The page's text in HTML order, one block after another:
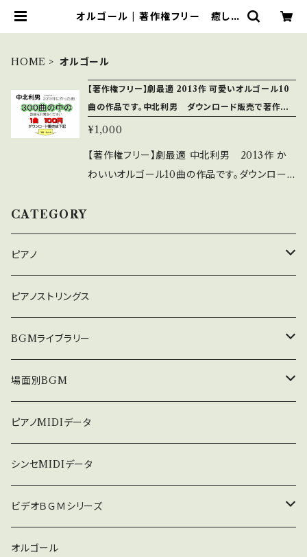
オルゴール | 著作権フリー 癒し
HOME
オルゴール
【著作権フリー】劇最適 2013作 可愛いオルゴール10
曲の作品です。中北利男 ダウンロード販売で著作権
フリー
¥1,000
【著作権フリー】劇最適 中北利男 2013作 か
わいいオルゴール10曲の作品です。ダウンロード
していただくと、著作権フリー。じつは、 YouTub
eでは圧縮音源ですが、ダウンロードファイルは
CATEGORY
ピアノ
癒しのピアノ
中北利男 夢シリーズ
５０８曲シリーズ
３６０曲シリーズ
ピアノストリングス
BGMライブラリー
オルゴール
場面別BGM
悲しい
暗い
普通
ピアノMIDIデータ
シンセMIDIデータ
ビデオＢＧＭシリーズ
ロック
オルゴール